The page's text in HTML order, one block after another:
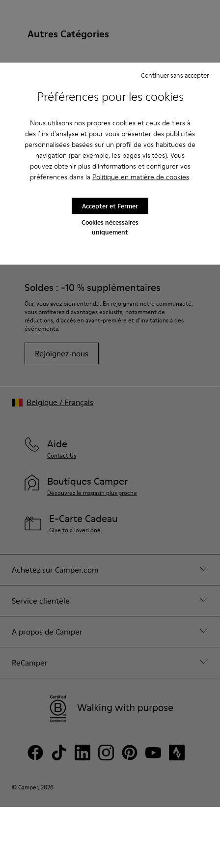
Préférences pour les cookies
Nous utilisons nos propres cookies et ceux de tiers à
des fins d'analyse et pour vous présenter des publicités
personnalisées basées sur un profil de vos habitudes de
navigation (par exemple, les pages visitées). Vous
pouvez obtenir plus d'informations et configurer vos
préférences dans la Politique en matière de cookies.
Cookies nécessaires
uniquement
Continuer sans accepter
Accepter et Fermer
Autres Catégories
Chaussures à lacets
Mocassins
Clogs
Sandales
Bottes
Chaussures casual
Baskets
Chaussons
Chaussures habillées
Chaussures à plateau
À talon
Soldes : -10 % supplémentaires
Oui, vous avez bien entendu. En rejoignant notre communauté,
vous profiterez d’avantages exclusifs, notamment de
réductions, d’accès en avant-première et d’invitations à des
événements.
Rejoignez-nous
Achetez sur Camper.com
Service clientèle
A propos de Camper
ReCamper
Aide
Contact Us
Boutiques Camper
Découvrez le magasin plus proche
E-Carte Cadeau
Give to a loved one
© Camper, 2026
Belgique / Français